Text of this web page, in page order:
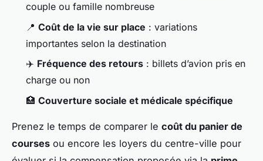
couple ou famille nombreuse
📍 Coût de la vie sur place : variations
importantes selon la destination
✈️ Fréquence des retours : billets d’avion pris en
charge ou non
🏥 Couverture sociale et médicale spécifique
Prenez le temps de comparer le coût du panier de
courses ou encore les loyers du centre-ville pour